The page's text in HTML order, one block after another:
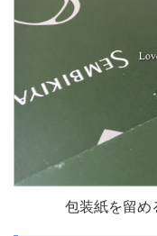
包装紙を留め